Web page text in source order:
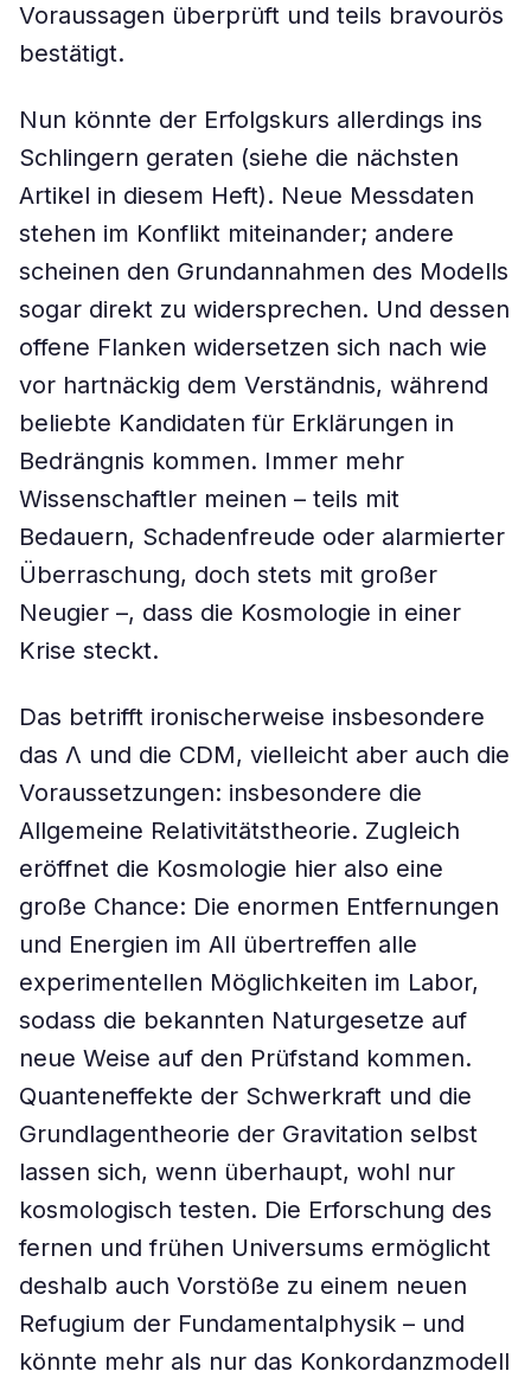
Voraussagen überprüft und teils bravourös
bestätigt.
Nun könnte der Erfolgskurs allerdings ins
Schlingern geraten (siehe die nächsten
Artikel in diesem Heft). Neue Messdaten
stehen im Konflikt miteinander; andere
scheinen den Grundannahmen des Modells
sogar direkt zu widersprechen. Und dessen
offene Flanken widersetzen sich nach wie
vor hartnäckig dem Verständnis, während
beliebte Kandidaten für Erklärungen in
Bedrängnis kommen. Immer mehr
Wissenschaftler meinen – teils mit
Bedauern, Schadenfreude oder alarmierter
Überraschung, doch stets mit großer
Neugier –, dass die Kosmologie in einer
Krise steckt.
Das betrifft ironischerweise insbesondere
das Λ und die CDM, vielleicht aber auch die
Voraussetzungen: insbesondere die
Allgemeine Relativitätstheorie. Zugleich
eröffnet die Kosmologie hier also eine
große Chance: Die enormen Entfernungen
und Energien im All übertreffen alle
experimentellen Möglichkeiten im Labor,
sodass die bekannten Naturgesetze auf
neue Weise auf den Prüfstand kommen.
Quanteneffekte der Schwerkraft und die
Grundlagentheorie der Gravitation selbst
lassen sich, wenn überhaupt, wohl nur
kosmologisch testen. Die Erforschung des
fernen und frühen Universums ermöglicht
deshalb auch Vorstöße zu einem neuen
Refugium der Fundamentalphysik – und
könnte mehr als nur das Konkordanzmodell